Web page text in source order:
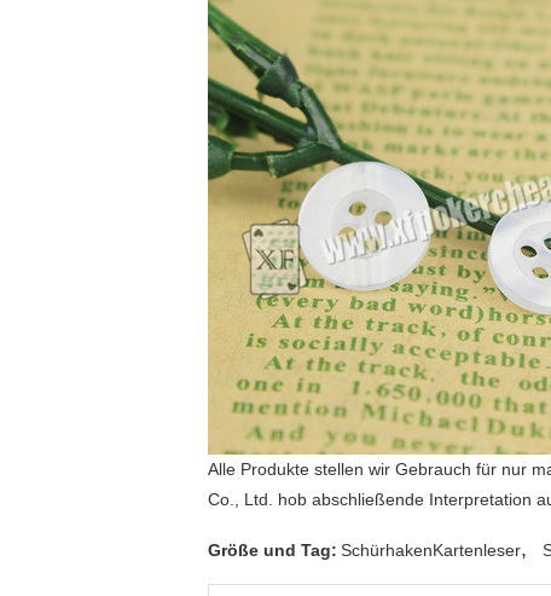
Alle Produkte stellen wir Gebrauch für nur
Co., Ltd. hob abschließende Interpretation
Größe und Tag: SchürhakenKartenleser,